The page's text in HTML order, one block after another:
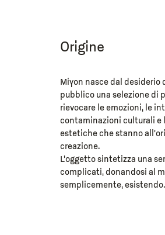
Origine
Miyon nasce dal desiderio
pubblico una selezione di
rievocare le emozioni, le
contaminazioni culturali e
estetiche che stanno
creazione.
L’oggetto sintetizza una
complicati, donandosi al
semplicemente, esistendo.